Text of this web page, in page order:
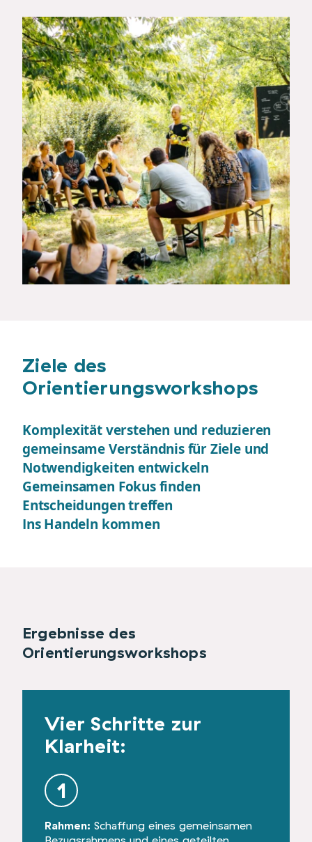
Ziele des
Orientierungsworkshops
Komplexität verstehen und reduzieren
gemeinsame Verständnis für Ziele und
Notwendigkeiten entwickeln
Gemeinsamen Fokus finden
Entscheidungen treffen
Ins Handeln kommen
Ergebnisse des
Orientierungsworkshops
Vier Schritte zur
Klarheit:
1
Rahmen: Schaffung eines gemeinsamen